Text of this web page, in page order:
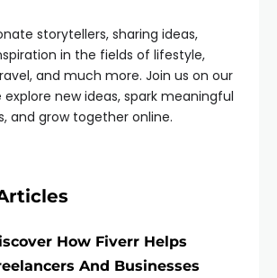
storytellers, sharing ideas,
in the fields of lifestyle,
and much more. Join us on our
explore new ideas, spark meaningful
and grow together online.
How Fiverr Helps
And Businesses